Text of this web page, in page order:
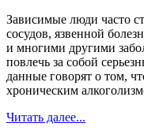
Зависимые люди часто
сосудов, язвенной
и многими другими
повлечь за собой
данные говорят о том,
хроническим
Читать далее...